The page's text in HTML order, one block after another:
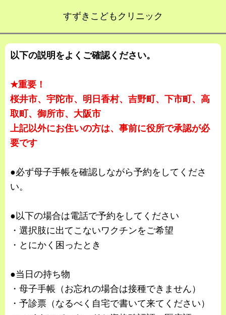
すずきこどもクリニック
以下の説明をよくご確認ください。
★重要！
桜井市、宇陀市、明日香村、吉野町、下市町、高
取町、御所市、大阪市
上記以外にお住いの方は、事前に役所で承認が必
要です
●必ず母子手帳を確認しながら予約をしてくださ
い。
●以下の場合は電話で予約をしてください
・選択肢に出てこないワクチンをご希望
・とにかく困ったとき
●当日の持ち物
・母子手帳（お忘れの場合は接種できません）
・予診票（なるべく自宅で書いて来てください）